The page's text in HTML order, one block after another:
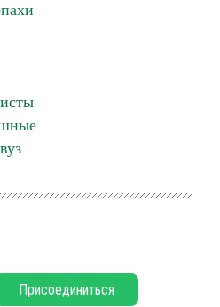
Присоединиться